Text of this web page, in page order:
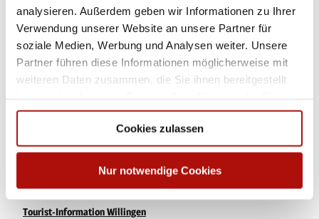
analysieren. Außerdem geben wir Informationen zu Ihrer
Verwendung unserer Website an unsere Partner für
soziale Medien, Werbung und Analysen weiter. Unsere
Partner führen diese Informationen möglicherweise mit
weiteren Daten zusammen, die Sie ihnen bereitgestellt
gesammelt haben.
Cookies zulassen
Nur notwendige Cookies
Ansprechpartner:in
Tourist-Information Willingen
Autor:in
Tourist-Information Willingen
Lizenz (Stammdaten)
Tourist-Information Willingen